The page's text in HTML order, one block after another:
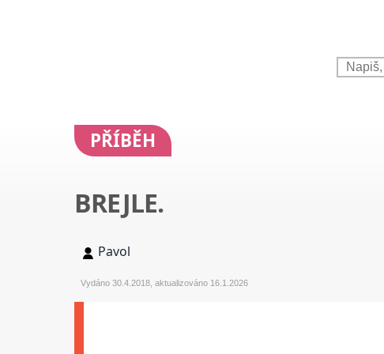
PŘÍBĚH
BREJLE.
Pavol
Vydáno 30.4.2018, aktualizováno 16.1.2026